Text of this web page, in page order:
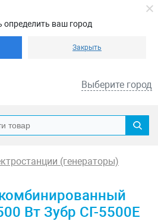
определить ваш город
Закрыть
Выберите город
(генераторы)
Вт Зубр СГ-5500Е